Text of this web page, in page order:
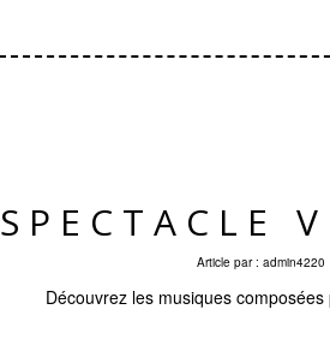
SPECTACLE
Article par : admin4220
Découvrez les musiques